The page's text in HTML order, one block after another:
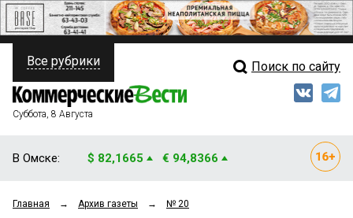
ПОЛИТИКА
ФИНАНСЫ
ОБЩЕСТВО
Свежий выпуск
Все рубрики Поиск по сайту
Суббота, 8 Августа
В Омске: $ 82,1665 € 94,8366
Главная → Архив газеты → № 20